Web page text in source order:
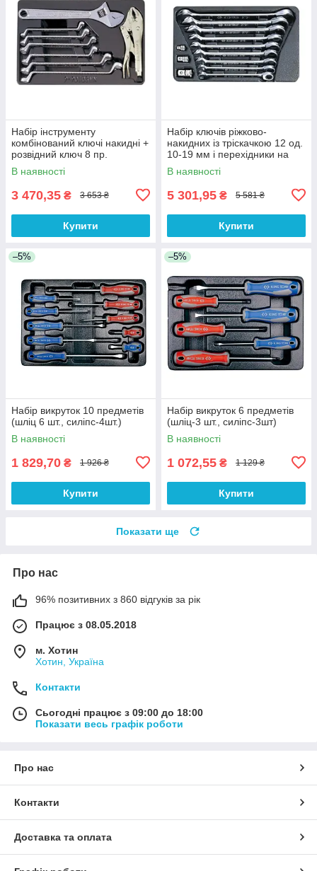
Набір інструменту
комбінований ключі накидні +
розвідний ключ 8 пр.
В наявності
3 470,35 ₴ 3 653 ₴
Купити
Набір ключів ріжково-
накидних із тріскачкою 12 од.
10-19 мм і перехідники на
1/4", 3/8", 1/2"
В наявності
5 301,95 ₴ 5 581 ₴
Купити
–5%
Набір викруток 10 предметів
(шліц 6 шт., силіпс-4шт.)
В наявності
1 829,70 ₴ 1 926 ₴
Купити
–5%
Набір викруток 6 предметів
(шліц-3 шт., силіпс-3шт)
В наявності
1 072,55 ₴ 1 129 ₴
Купити
Показати ще
Про нас
96% позитивних з 860 відгуків за рік
Працює з 08.05.2018
м. Хотин
Хотин, Україна
Контакти
Сьогодні працює з 09:00 до 18:00
Показати весь графік роботи
Про нас
Контакти
Доставка та оплата